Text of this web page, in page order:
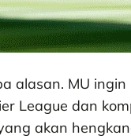
alasan. MU
League dan
akan